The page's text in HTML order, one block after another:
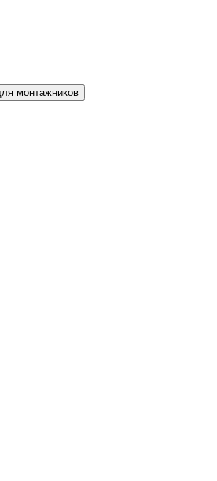
Регистрация для монтажников